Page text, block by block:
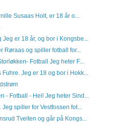
Susaas Holt, er 18 år o...
er 18 år, og bor i Kongsbe...
Røraas og spiller fotball for...
Fotball Jeg heter F...
Jeg er 18 og bor i Hokk...
- Fotball - Hei! Jeg heter Sind...
spiller for Vestfossen fot...
Tveiten og går på Kongs...